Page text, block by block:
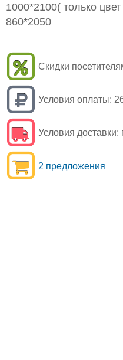
1000*2100( только
860*2050
Скидки
Условия оплаты:
Условия доставки:
2 предложения